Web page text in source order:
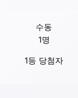
수동
1명
1등 당첨자